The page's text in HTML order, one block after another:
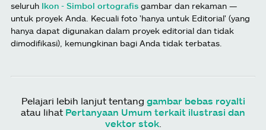
seluruh Ikon - Simbol ortografis gambar dan rekaman —
untuk proyek Anda. Kecuali foto 'hanya untuk Editorial' (yang
hanya dapat digunakan dalam proyek editorial dan tidak
dimodifikasi), kemungkinan bagi Anda tidak terbatas.
Pelajari lebih lanjut tentang gambar bebas royalti
atau lihat Pertanyaan Umum terkait ilustrasi dan
vektor stok.